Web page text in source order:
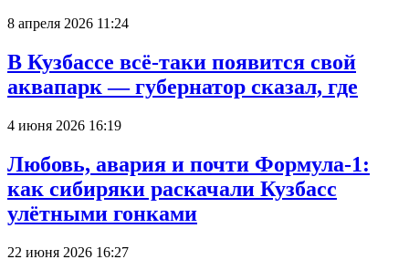
8 апреля 2026 11:24
В Кузбассе всё-таки появится свой
аквапарк — губернатор сказал, где
4 июня 2026 16:19
Любовь, авария и почти Формула-1:
как сибиряки раскачали Кузбасс
улётными гонками
22 июня 2026 16:27